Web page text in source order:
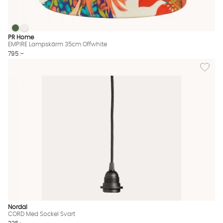
EMPIRE Lampskärm 35cm Offwhite Finns även i dessa färger:
EMPIRE Lampskärm 35cm Offwhite
EMPIRE Lampskärm 35cm Offwhite
PR Home
EMPIRE Lampskärm 35cm Offwhite
795 :-
Lägg
Nordal
CORD Med Sockel Svart